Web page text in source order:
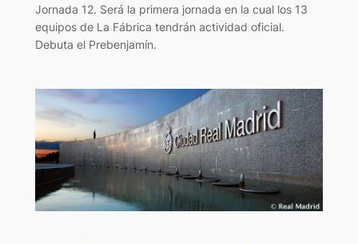
Jornada 12. Será la primera jornada en la cual los 13
equipos de La Fábrica tendrán actividad oficial.
Debuta el Prebenjamín.